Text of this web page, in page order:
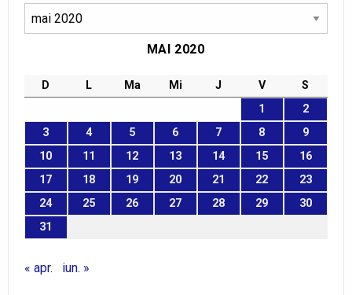
Arhive
MAI 2020
D L Ma Mi J V
S
1
2
3
4 5 6 7 8
9
10
11 12 13 14 15
16
17
18 19 20 21 22
23
24
25 26 27 28 29
30
31
« apr. iun. »